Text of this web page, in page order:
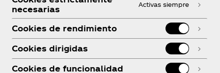
Legal
necesarias
Activas siempre
Cookies de rendimiento
Cookies dirigidas
Cookies de funcionalidad